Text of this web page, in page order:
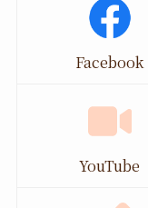
Facebook
YouTube